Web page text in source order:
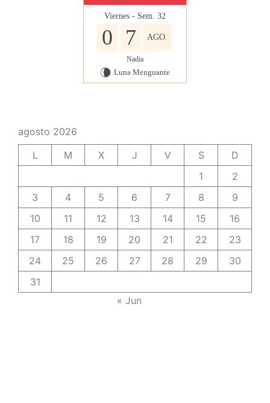
Viernes - Sem. 32
0 7 AGO.
Nadia
V Luna Menguante
agosto 2026
L
M X J V S
D
1
2
3
4 5 6 7 8
9
10
11 12 13 14 15
16
17
18 19 20 21 22
23
24
25 26 27 28 29
30
31
« Jun